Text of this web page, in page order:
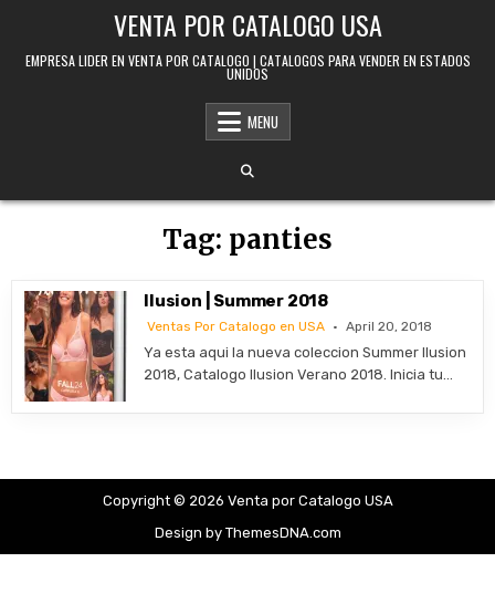
VENTA POR CATALOGO USA
EMPRESA LIDER EN VENTA POR CATALOGO | CATALOGOS PARA VENDER EN ESTADOS
UNIDOS
MENU
Tag: panties
Ilusion | Summer 2018
Ventas Por Catalogo en USA April 20, 2018
Ya esta aqui la nueva coleccion Summer Ilusion
2018, Catalogo Ilusion Verano 2018. Inicia tu…
Copyright © 2026 Venta por Catalogo USA
Design by ThemesDNA.com